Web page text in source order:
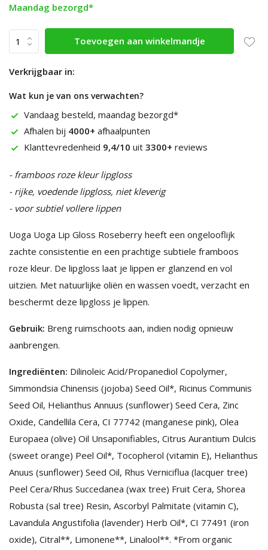
Maandag bezorgd*
Toevoegen aan winkelmandje
Verkrijgbaar in:
Wat kun je van ons verwachten?
Vandaag besteld, maandag bezorgd*
Afhalen bij 4000+ afhaalpunten
Klanttevredenheid 9,4/10 uit 3300+ reviews
- framboos roze kleur lipgloss
- rijke, voedende lipgloss, niet kleverig
- voor subtiel vollere lippen
Uoga Uoga Lip Gloss Roseberry heeft een ongelooflijk
zachte consistentie en een prachtige subtiele framboos
roze kleur. De lipgloss laat je lippen er glanzend en vol
uitzien. Met natuurlijke oliën en wassen voedt, verzacht en
beschermt deze lipgloss je lippen.
Gebruik: Breng ruimschoots aan, indien nodig opnieuw
aanbrengen.
Ingrediënten: Dilinoleic Acid/Propanediol Copolymer,
Simmondsia Chinensis (jojoba) Seed Oil*, Ricinus Communis
Seed Oil, Helianthus Annuus (sunflower) Seed Cera, Zinc
Oxide, Candellila Cera, CI 77742 (manganese pink), Olea
Europaea (olive) Oil Unsaponifiables, Citrus Aurantium Dulcis
(sweet orange) Peel Oil*, Tocopherol (vitamin E), Helianthus
Anuus (sunflower) Seed Oil, Rhus Verniciflua (lacquer tree)
Peel Cera/Rhus Succedanea (wax tree) Fruit Cera, Shorea
Robusta (sal tree) Resin, Ascorbyl Palmitate (vitamin C),
Lavandula Angustifolia (lavender) Herb Oil*, CI 77491 (iron
oxide), Citral**, Limonene**, Linalool**. *From organic